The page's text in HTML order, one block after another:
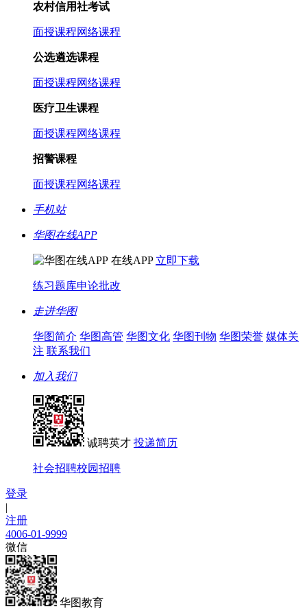
农村信用社考试
面授课程网络课程
公选遴选课程
面授课程网络课程
医疗卫生课程
面授课程网络课程
招警课程
面授课程网络课程
手机站
华图在线APP
在线APP 立即下载
练习题库申论批改
走进华图
华图简介 华图高管 华图文化 华图刊物 华图荣誉 媒体关
注 联系我们
加入我们
诚聘英才 投递简历
社会招聘校园招聘
登录
|
注册
4006-01-9999
微信
华图教育